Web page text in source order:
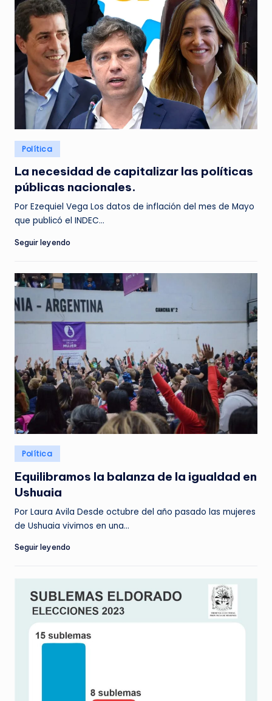
Posted
in
Política
La necesidad de capitalizar las políticas
públicas nacionales.
Por Ezequiel Vega Los datos de inflación del mes de Mayo
que publicó el INDEC…
Seguir leyendo
Posted
in
Política
Equilibramos la balanza de la igualdad en
Ushuaia
Por Laura Avila Desde octubre del año pasado las mujeres
de Ushuaia vivimos en una…
Seguir leyendo